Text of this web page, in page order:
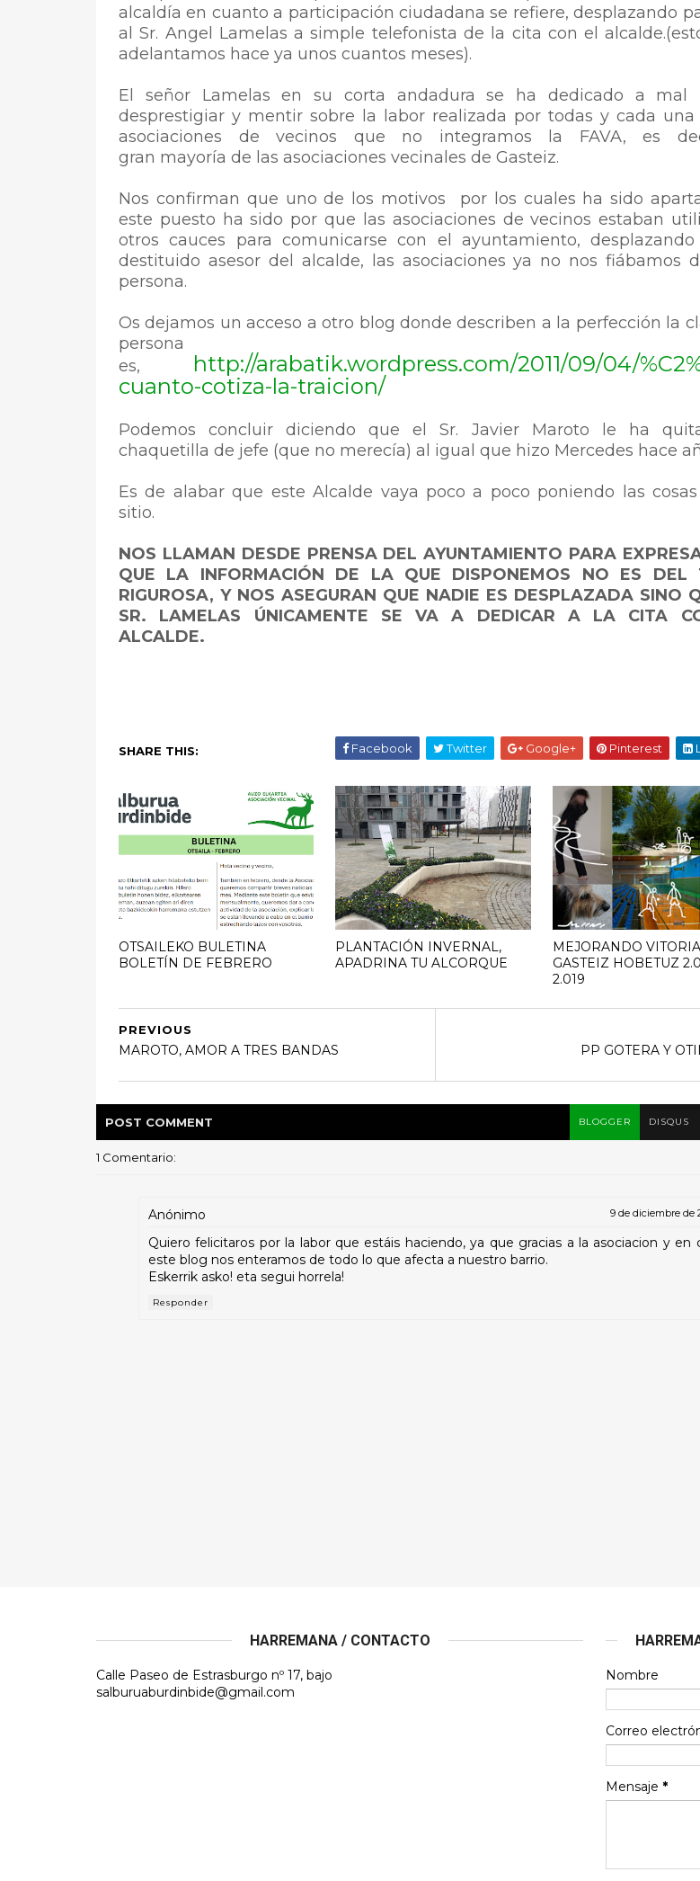
alcaldía en cuanto a participación ciudadana se refiere, desplazando
al Sr. Angel Lamelas a simple telefonista de la cita con el
adelantamos hace ya unos cuantos meses).
El señor Lamelas en su corta andadura se ha dedicado a mal
desprestigiar y mentir sobre la labor realizada por todas y cada una
asociaciones de vecinos que no integramos la FAVA, es
gran mayoría de las asociaciones vecinales de Gasteiz.
Nos confirman que uno de los motivos por los cuales ha sido
este puesto ha sido por que las asociaciones de vecinos estaban
otros cauces para comunicarse con el ayuntamiento, desplazando
destituido asesor del alcalde, las asociaciones ya no nos fiábamos
persona.
Os dejamos un acceso a otro blog donde describen a la perfección la
persona
es, http://arabatik.wordpress.com/2011/09/04/
cuanto-cotiza-la-traicion/
Podemos concluir diciendo que el Sr. Javier Maroto le ha
chaquetilla de jefe (que no merecía) al igual que hizo Mercedes hace
Es de alabar que este Alcalde vaya poco a poco poniendo las
sitio.
NOS LLAMAN DESDE PRENSA DEL AYUNTAMIENTO PARA
QUE LA INFORMACIÓN DE LA QUE DISPONEMOS NO ES DEL
RIGUROSA, Y NOS ASEGURAN QUE NADIE ES DESPLAZADA SINO
SR. LAMELAS ÚNICAMENTE SE VA A DEDICAR A LA CITA
ALCALDE.
SHARE THIS: Facebook Twitter Google+ Pinterest
OTSAILEKO BULETINA
BOLETÍN DE FEBRERO
PLANTACIÓN INVERNAL,
APADRINA TU ALCORQUE
MEJORANDO
GASTEIZ HOBETUZ
2.019
PP GOTERA Y
PREVIOUS
MAROTO, AMOR A TRES BANDAS
POST COMMENT BLOGGER DISQUS
1 Comentario:
Anónimo 9 de diciembre de
Quiero felicitaros por la labor que estáis haciendo, ya que gracias a la asociacion y en
este blog nos enteramos de todo lo que afecta a nuestro barrio.
Eskerrik asko! eta segui horrela!
Responder
HARREMANA / CONTACTO
Calle Paseo de Estrasburgo nº 17, bajo
salburuaburdinbide@gmail.com
Nombre
Correo
Mensaje *